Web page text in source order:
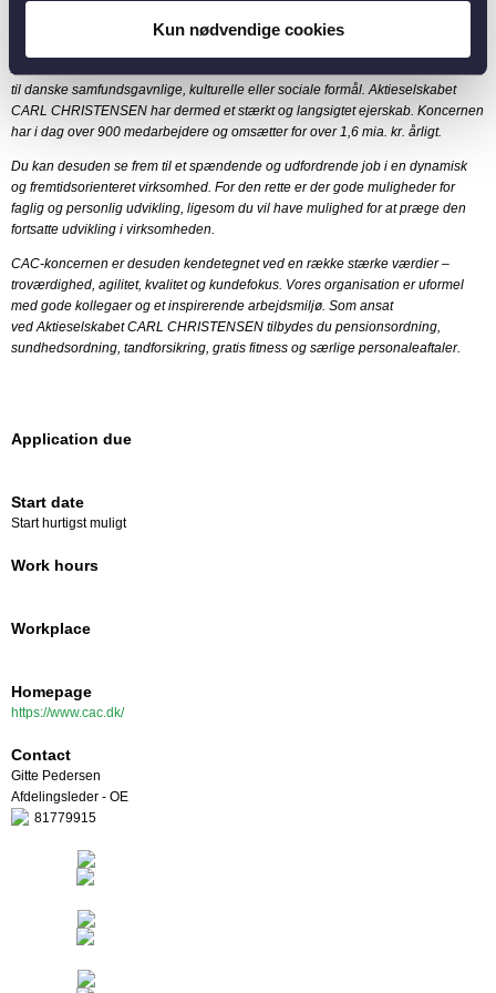
Kun nødvendige cookies
Bliv en del af en dansk virksomhed med stærke værdier
til danske samfundsgavnlige, kulturelle eller sociale formål. Aktieselskabet
CARL CHRISTENSEN har dermed et stærkt og langsigtet ejerskab. Koncernen
har i dag over 900 medarbejdere og omsætter for over 1,6 mia. kr. årligt.
Du kan desuden se frem til et spændende og udfordrende job i en dynamisk
og fremtidsorienteret virksomhed. For den rette er der gode muligheder for
faglig og personlig udvikling, ligesom du vil have mulighed for at præge den
fortsatte udvikling i virksomheden.
CAC-koncernen er desuden kendetegnet ved en række stærke værdier –
troværdighed, agilitet, kvalitet og kundefokus. Vores organisation er uformel
med gode kollegaer og et inspirerende arbejdsmiljø. Som ansat
ved Aktieselskabet CARL CHRISTENSEN tilbydes du pensionsordning,
sundhedsordning, tandforsikring, gratis fitness og særlige personaleaftaler.
Application due
Start date
Start hurtigst muligt
Work hours
Workplace
Homepage
https://www.cac.dk/
Contact
Gitte Pedersen
Afdelingsleder - OE
81779915